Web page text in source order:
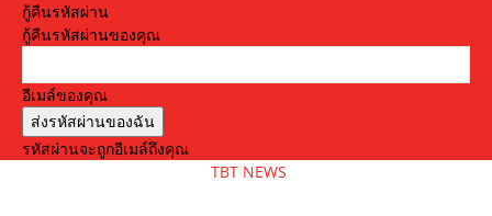
กู้คืนรหัสผ่าน
กู้คืนรหัสผ่านของคุณ
อีเมล์ของคุณ
รหัสผ่านจะถูกอีเมล์ถึงคุณ
TBT NEWS